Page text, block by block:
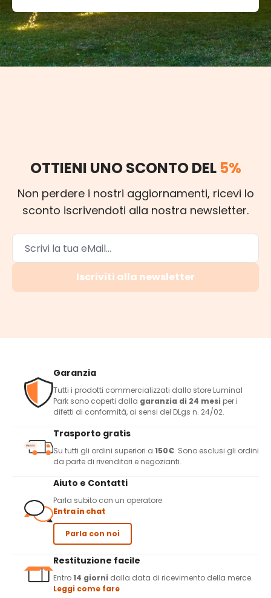
OTTIENI UNO SCONTO DEL 5%
Non perdere i nostri aggiornamenti, ricevi lo
sconto iscrivendoti alla nostra newsletter.
Iscriviti alla newsletter
Garanzia
Tutti i prodotti commercializzati dallo store Luminal
Park sono coperti dalla garanzia di 24 mesi per i
difetti di conformità, ai sensi del DLgs n. 24/02.
Trasporto gratis
Su tutti gli ordini superiori a 150€. Sono esclusi gli ordini
da parte di rivenditori e negozianti.
Aiuto e Contatti
Parla subito con un operatore
Entra in chat
Parla con noi
Restituzione facile
Entro14 giorni dalla data di ricevimento della merce.
Leggi come fare